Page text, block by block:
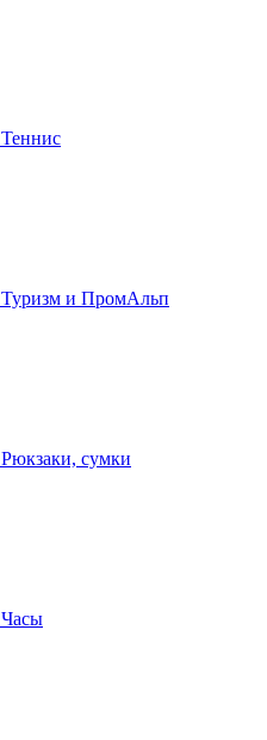
Теннис
Туризм и ПромАльп
Рюкзаки, сумки
Часы